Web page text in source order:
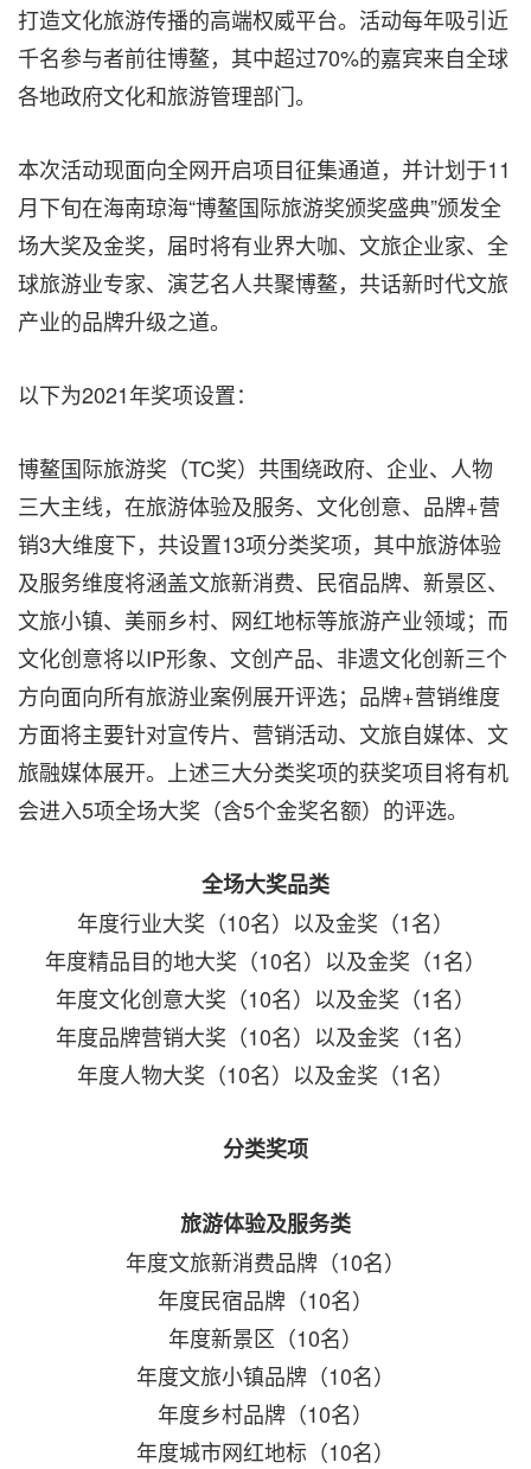
打造文化旅游传播的高端权威平台。活动每年吸引近
千名参与者前往博鳌，其中超过70%的嘉宾来自全球
各地政府文化和旅游管理部门。
本次活动现面向全网开启项目征集通道，并计划于11
月下旬在海南琼海“博鳌国际旅游奖颁奖盛典”颁发全
场大奖及金奖，届时将有业界大咖、文旅企业家、全
球旅游业专家、演艺名人共聚博鳌，共话新时代文旅
产业的品牌升级之道。
以下为2021年奖项设置：
博鳌国际旅游奖（TC奖）共围绕政府、企业、人物
三大主线，在旅游体验及服务、文化创意、品牌+营
销3大维度下，共设置13项分类奖项，其中旅游体验
及服务维度将涵盖文旅新消费、民宿品牌、新景区、
文旅小镇、美丽乡村、网红地标等旅游产业领域；而
文化创意将以IP形象、文创产品、非遗文化创新三个
方向面向所有旅游业案例展开评选；品牌+营销维度
方面将主要针对宣传片、营销活动、文旅自媒体、文
旅融媒体展开。上述三大分类奖项的获奖项目将有机
会进入5项全场大奖（含5个金奖名额）的评选。
全场大奖品类
年度行业大奖（10名）以及金奖（1名）
年度精品目的地大奖（10名）以及金奖（1名）
年度文化创意大奖（10名）以及金奖（1名）
年度品牌营销大奖（10名）以及金奖（1名）
年度人物大奖（10名）以及金奖（1名）
分类奖项
旅游体验及服务类
年度文旅新消费品牌（10名）
年度民宿品牌（10名）
年度新景区（10名）
年度文旅小镇品牌（10名）
年度乡村品牌（10名）
年度城市网红地标（10名）